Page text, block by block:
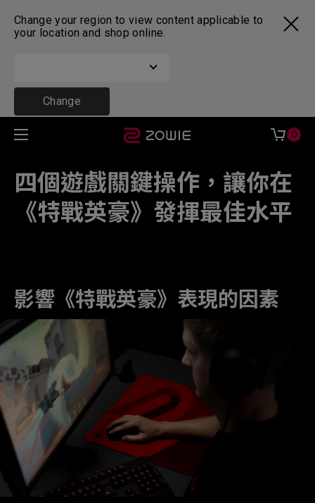
Change your region to view content applicable to
your location and shop online.
Change
0
四個遊戲關鍵操作，讓你在
《特戰英豪》發揮最佳水平
影響《特戰英豪》表現的因素